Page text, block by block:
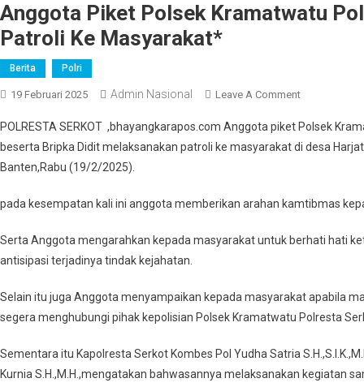
Anggota Piket Polsek Kramatwatu
Patroli Ke Masyarakat*
Berita Polri
19 Februari 2025 Admin Nasional Leave A CommentOn
Piket
Polsek
Serkot
Patroli
POLRESTA SERKOT ,bhayangkarapos.com Anggota piket Polsek
beserta Bripka Didit melaksanakan patroli ke masyarakat di desa
Banten,Rabu (19/2/2025).
pada kesempatan kali ini anggota memberikan arahan kamtibmas
Serta Anggota mengarahkan kepada masyarakat untuk berhati hati
antisipasi terjadinya tindak kejahatan.
Selain itu juga Anggota menyampaikan kepada masyarakat apabila
segera menghubungi pihak kepolisian Polsek Kramatwatu Polresta
Sementara itu Kapolresta Serkot Kombes Pol Yudha Satria
Kurnia S.H.,M.H.,mengatakan bahwasannya melaksanakan kegiatan